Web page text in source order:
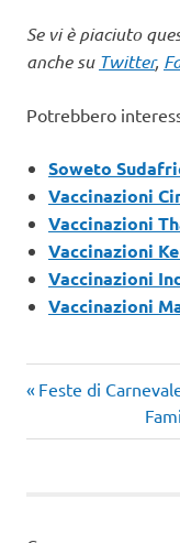
Se vi è piaciuto
anche su Twitter,
Potrebbero
Soweto
Vaccinazioni
Vaccinazioni
Vaccinazioni
Vaccinazioni
Vaccinazioni
articoli
Articolo
Feste di